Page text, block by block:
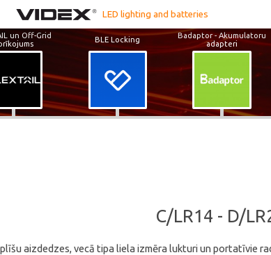
LED lighting and batteries
un Off-Grid
BLE Locking
Badaptor - Akumulatoru
adapteri
C/LR14 - D/
aizdedzes, vecā tipa liela izmēra lukturi un portatīvie